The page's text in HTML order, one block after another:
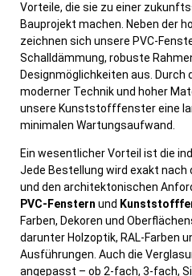
Vorteile, die sie zu einer
Bauprojekt machen. Neben der
zeichnen sich unsere PVC-
Schalldämmung, robuste
Designmöglichkeiten aus. Durch
moderner Technik und hoher
unsere Kunststofffenster eine
minimalen Wartungsaufwand.
Ein wesentlicher Vorteil ist die
Jede Bestellung wird exakt nach
und den architektonischen
PVC-Fenstern und
Farben, Dekoren und
darunter Holzoptik, RAL-Farben
Ausführungen. Auch die
angepasst – ob 2-fach, 3-fach,